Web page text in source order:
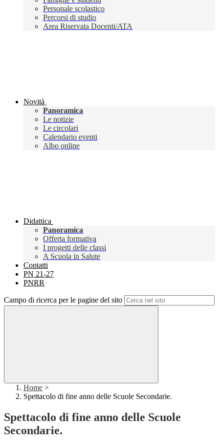
Personale scolastico
Percorsi di studio
Area Riservata Docenti/ATA
Novità
Panoramica
Le notizie
Le circolari
Calendario eventi
Albo online
Didattica
Panoramica
Offerta formativa
I progetti delle classi
A Scuola in Salute
Contatti
PN 21-27
PNRR
Campo di ricerca per le pagine del sito
Home >
Spettacolo di fine anno delle Scuole Secondarie.
Spettacolo di fine anno delle Scuole
Secondarie.